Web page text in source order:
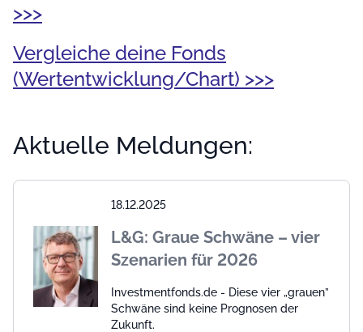
>>>
Vergleiche deine Fonds
(Wertentwicklung/Chart) >>>
Aktuelle Meldungen:
18.12.2025
L&G: Graue Schwäne – vier
Szenarien für 2026
Investmentfonds.de - Diese vier „grauen”
Schwäne sind keine Prognosen der
Zukunft.